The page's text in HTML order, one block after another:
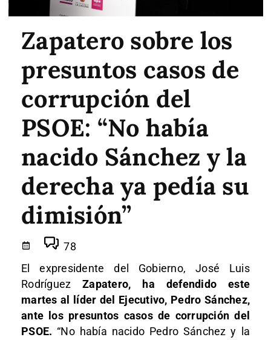
Zapatero sobre los
presuntos casos de
corrupción del
PSOE: “No había
nacido Sánchez y la
derecha ya pedía su
dimisión”
78
El expresidente del Gobierno, José Luis
RodríguezZapatero, ha defendido este
martes al líder del Ejecutivo, Pedro Sánchez,
ante los presuntos casos de corrupción del
PSOE. “No había nacido Pedro Sánchez y la